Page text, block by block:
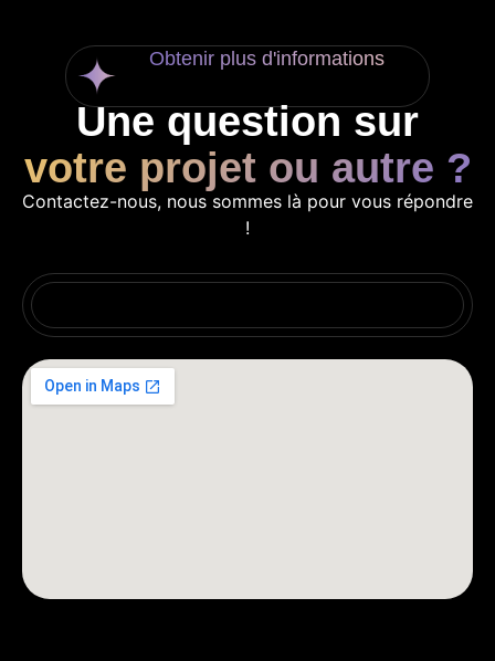
Obtenir plus d'informations
Une question sur
votre projet ou autre ?
Contactez-nous, nous sommes là pour vous répondre
!